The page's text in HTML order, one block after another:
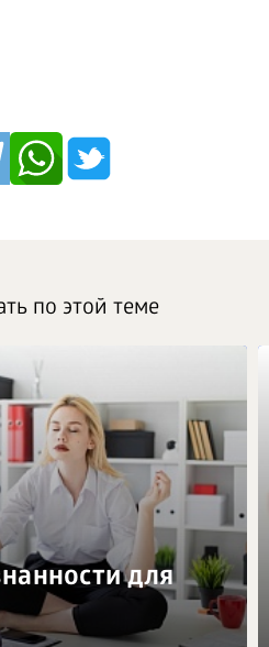
по этой теме
для